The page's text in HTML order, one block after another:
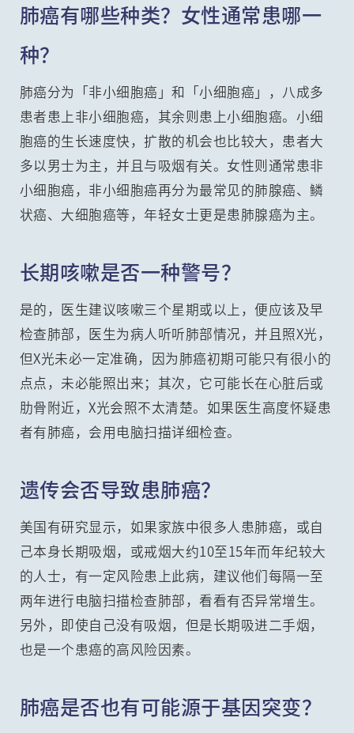
肺癌有哪些种类？女性通常患哪一
种？
肺癌分为「非小细胞癌」和「小细胞癌」，八成多
患者患上非小细胞癌，其余则患上小细胞癌。小细
胞癌的生长速度快，扩散的机会也比较大，患者大
多以男士为主，并且与吸烟有关。女性则通常患非
小细胞癌，非小细胞癌再分为最常见的肺腺癌、鳞
状癌、大细胞癌等，年轻女士更是患肺腺癌为主。
长期咳嗽是否一种警号？
是的，医生建议咳嗽三个星期或以上，便应该及早
检查肺部，医生为病人听听肺部情况，并且照X光，
但X光未必一定准确，因为肺癌初期可能只有很小的
点点，未必能照出来；其次，它可能长在心脏后或
肋骨附近，X光会照不太清楚。如果医生高度怀疑患
者有肺癌，会用电脑扫描详细检查。
遗传会否导致患肺癌？
美国有研究显示，如果家族中很多人患肺癌，或自
己本身长期吸烟，或戒烟大约10至15年而年纪较大
的人士，有一定风险患上此病，建议他们每隔一至
两年进行电脑扫描检查肺部，看看有否异常增生。
另外，即使自己没有吸烟，但是长期吸进二手烟，
也是一个患癌的高风险因素。
肺癌是否也有可能源于基因突变？